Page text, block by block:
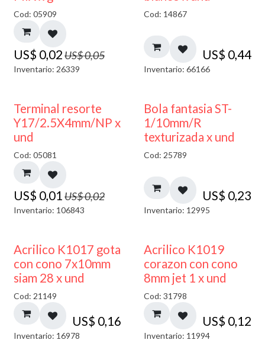
Cod: 05909
US$ 0,02US$0,05
Inventario: 26339
Cod: 14867
US$ 0,44
Inventario: 66166
50% DESCUENTO
Terminal resorte
Y17/2.5X4mm/NP x
und
Cod: 05081
US$ 0,01US$0,02
Inventario: 106843
Bola fantasia ST-
1/10mm/R
texturizada x und
Cod: 25789
US$ 0,23
Inventario: 12995
Acrilico K1017 gota
con cono 7x10mm
siam 28 x und
Cod: 21149
US$ 0,16
Inventario: 16978
Acrilico K1019
corazon con cono
8mm jet 1 x und
Cod: 31798
US$ 0,12
Inventario: 11994